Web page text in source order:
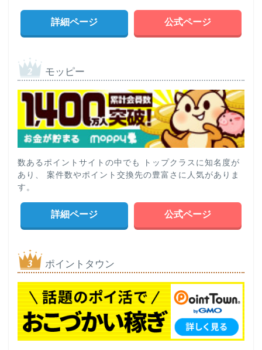
詳細ページ 公式ページ
モッピー
数あるポイントサイトの中でも トップクラスに知名度が
あり、 案件数やポイント交換先の豊富さに人気がありま
す。
詳細ページ 公式ページ
ポイントタウン